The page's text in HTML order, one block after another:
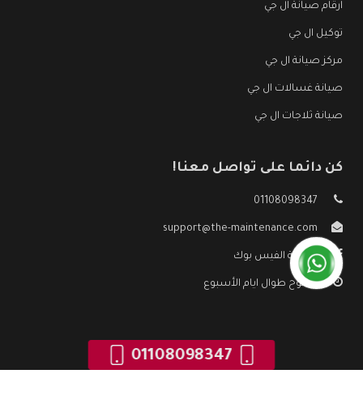
ارقام صيانة ال جي
توكيل ال جي
مركز صيانة ال جي
صيانة غسالات ال جي
صيانة ثلاجات ال جي
كن دائما على تواصل معنا!
01108098347
support@the-maintenance.com
صفحة الفيس بوك
مفتوح طوال ايام الأسبوع
01108098347